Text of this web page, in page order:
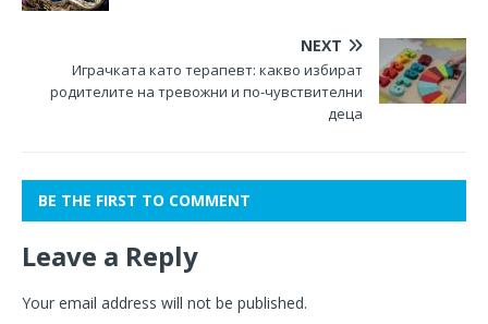
NEXT
Играчката като терапевт: какво избират
родителите на тревожни и по-чувствителни
деца
BE THE FIRST TO COMMENT
Leave a Reply
Your email address will not be published.